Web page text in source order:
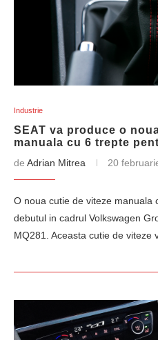
Industrie
SEAT va produce o
manuala cu 6 trepte
de Adrian Mitrea 20
O noua cutie de viteze manuala
debutul in cadrul Volkswagen
MQ281. Aceasta cutie de viteze